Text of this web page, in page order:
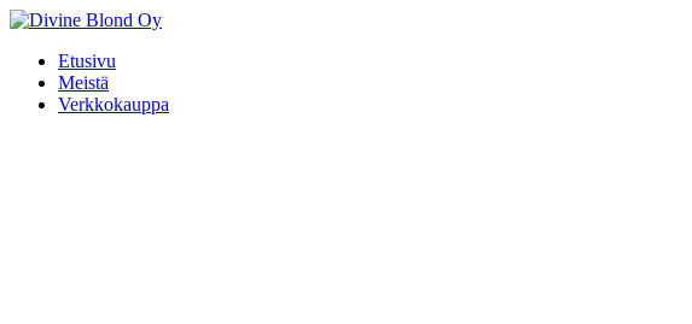
Etusivu
Meistä
Verkkokauppa